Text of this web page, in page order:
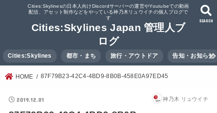
Cities:Skylinesの日本人向けDiscordサーバーの運営やYoutubeでの動画
配信、アセット制作などをやっている神乃木リュウイチの個人ブログで
す
Cities:Skylines Japan 管理人ブ
ログ
SEARCH
Cities:Skylines 都市・まち 旅行・アウトドア 告知・お知らせ
HOME 87F79B23-42C4-4BD9-8B0B-458E0A97ED45
2019.12.01 神乃木 リュウイチ